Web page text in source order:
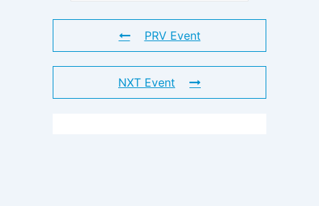
PRV Event
NXT Event